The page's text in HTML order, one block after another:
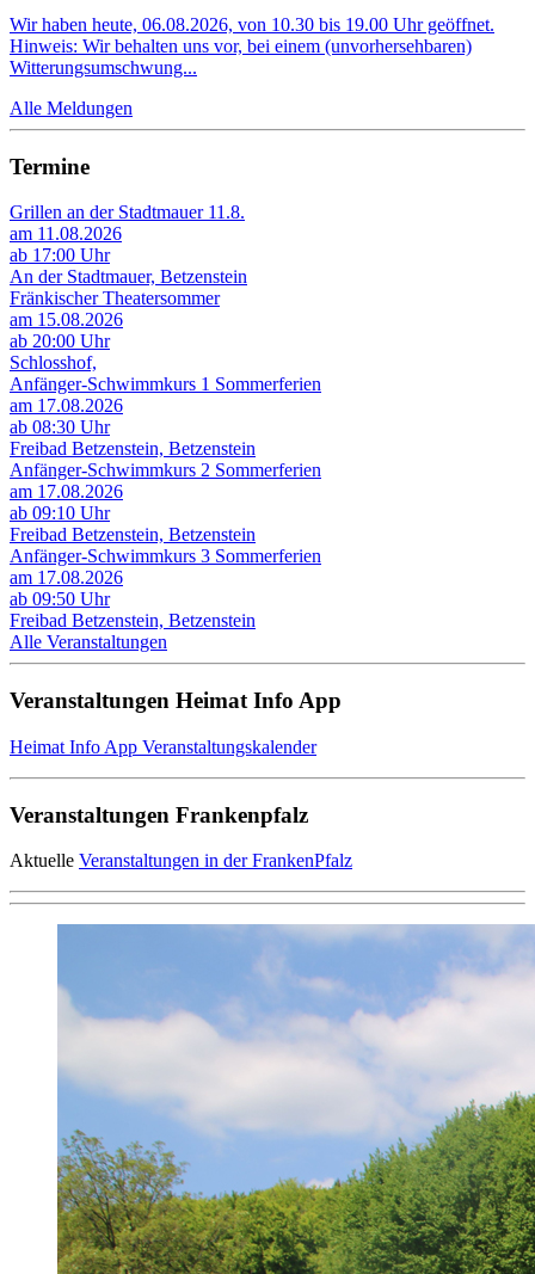
Wir haben heute, 06.08.2026, von 10.30 bis 19.00 Uhr geöffnet.
Hinweis: Wir behalten uns vor, bei einem (unvorhersehbaren)
Witterungsumschwung...
Alle Meldungen
Termine
Grillen an der Stadtmauer 11.8.
am 11.08.2026
ab 17:00 Uhr
An der Stadtmauer, Betzenstein
Fränkischer Theatersommer
am 15.08.2026
ab 20:00 Uhr
Schlosshof,
Anfänger-Schwimmkurs 1 Sommerferien
am 17.08.2026
ab 08:30 Uhr
Freibad Betzenstein, Betzenstein
Anfänger-Schwimmkurs 2 Sommerferien
am 17.08.2026
ab 09:10 Uhr
Freibad Betzenstein, Betzenstein
Anfänger-Schwimmkurs 3 Sommerferien
am 17.08.2026
ab 09:50 Uhr
Freibad Betzenstein, Betzenstein
Alle Veranstaltungen
Veranstaltungen Heimat Info App
Heimat Info App Veranstaltungskalender
Veranstaltungen Frankenpfalz
Aktuelle Veranstaltungen in der FrankenPfalz